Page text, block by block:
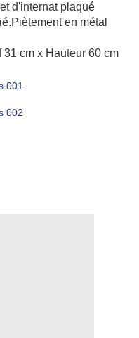
d'internat plaqué
en métal
cm x Hauteur 60 cm